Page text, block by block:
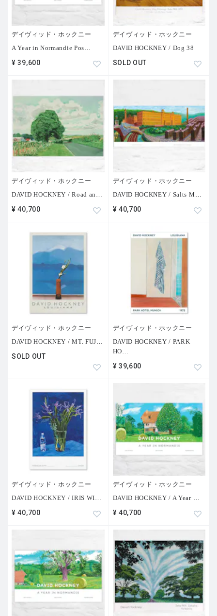
1964年、当時27歳だったデイヴィッド・ホックニーは、
イギリスから陽光あふれるカリフォルニアに移り住み、ア
ブルー、ライトグリーンの繊細な色合いで、プールの絵を
数多く描きました。
デイヴィッド・ホックニーの、暮らしに寄り添うような自
然で何気ないものをモチーフにしたアートは、世界中の
人々に広く愛されています。
デイヴィッド・ホックニー
A Year in Normandie Pos
¥ 39,600
デイヴィッド・ホックニー
DAVID HOCKNEY / Dog 38
SOLD OUT
デイヴィッド・ホックニー
DAVID HOCKNEY / Road an …
¥ 40,700
デイヴィッド・ホックニー
DAVID HOCKNEY / Salts M …
¥ 40,700
デイヴィッド・ホックニー
DAVID HOCKNEY / MT. FUJ
SOLD OUT
デイヴィッド・ホックニー
DAVID HOCKNEY / PARK
HO
¥ 39,600
デイヴィッド・ホックニー
DAVID HOCKNEY / IRIS WI…
¥ 40,700
デイヴィッド・ホックニー
DAVID HOCKNEY / A Year …
¥ 40,700